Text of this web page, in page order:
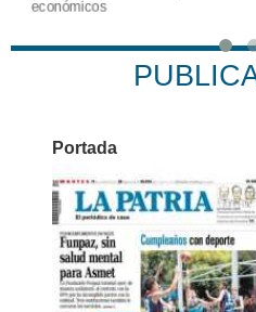
económicos
Portada